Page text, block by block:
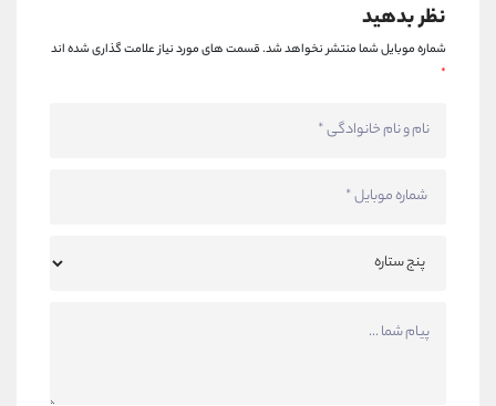
نظر بدهید
شماره موبایل شما منتشر نخواهد شد.قسمت های مورد نیاز علامت گذاری شده اند
*